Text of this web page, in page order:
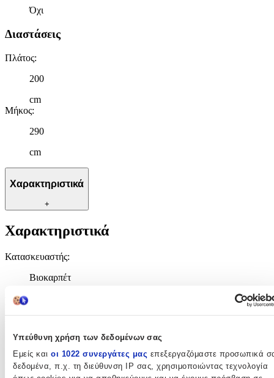
Υπεύθυνη χρήση των δεδομένων σας
Εμείς και οι 1022 συνεργάτες μας επεξεργαζόμαστε προσωπικά
δεδομένα, π.χ. τη διεύθυνση IP σας, χρησιμοποιώντας τεχνολογία
Όχι
Διαστάσεις
Πλάτος:
200
cm
Μήκος:
290
cm
Χαρακτηριστικά
+
Χαρακτηριστικά
Κατασκευαστής:
Βιοκαρπέτ
Βασικά Χαρακτηριστικά
Συνθετικό
Κατασκευή: